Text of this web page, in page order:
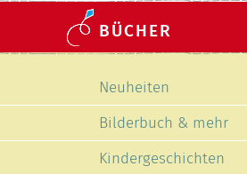
BÜCHER
überspringen
Neuheiten
Bilderbuch & mehr
Kindergeschichten